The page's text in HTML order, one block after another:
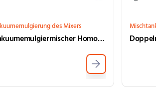
des Mixers
Vakuumemulgiermischer Homogenisator Hochschertemulsifiziermischer